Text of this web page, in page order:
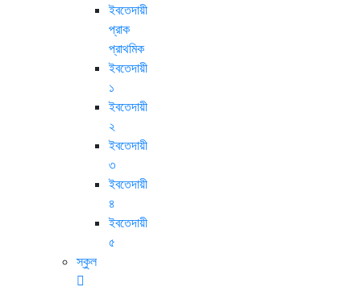
ইবতেদায়ী
প্রাক
প্রাথমিক
ইবতেদায়ী
১
ইবতেদায়ী
২
ইবতেদায়ী
৩
ইবতেদায়ী
৪
ইবতেদায়ী
৫
স্কুল